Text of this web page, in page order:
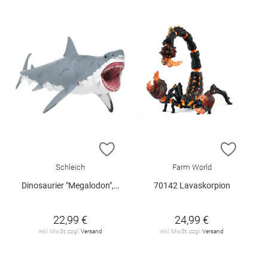
ZUR WUNSCHLISTE HINZUFÜGEN
Schleich
Dinosaurier "Megalodon", Schleich
22,99 €
inkl. MwSt. zzgl. Versand
ZUR
Farm World
70142 Lavaskorpion
24,99 €
inkl. MwSt. zzgl. Versand